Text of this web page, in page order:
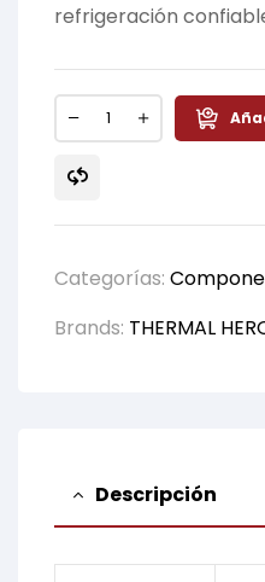
refrigeración
Categorías:
Brands: THERMAL
Descripción